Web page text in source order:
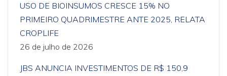
USO DE BIOINSUMOS CRESCE 15% NO
PRIMEIRO QUADRIMESTRE ANTE 2025, RELATA
CROPLIFE
26 de julho de 2026
JBS ANUNCIA INVESTIMENTOS DE R$ 150,9